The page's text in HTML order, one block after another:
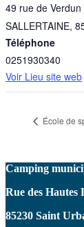
49 rue de Verdun
SALLERTAINE,
Téléphone
0251930340
Voir Lieu site web
École de
Camping
Rue des Hautes
85230 Saint